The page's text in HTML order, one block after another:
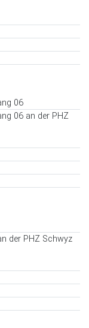
06
06 an der PHZ
der PHZ Schwyz